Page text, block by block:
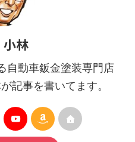
小林
自動車鈑金塗装専門店
記事を書いてます。